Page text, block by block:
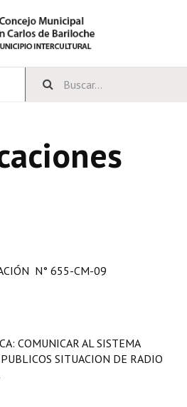
N° 655-CM-09
COMUNICAR AL SISTEMA
SITUACION DE RADIO